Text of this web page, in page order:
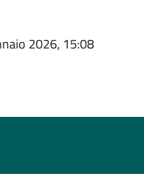
2026, 15:08